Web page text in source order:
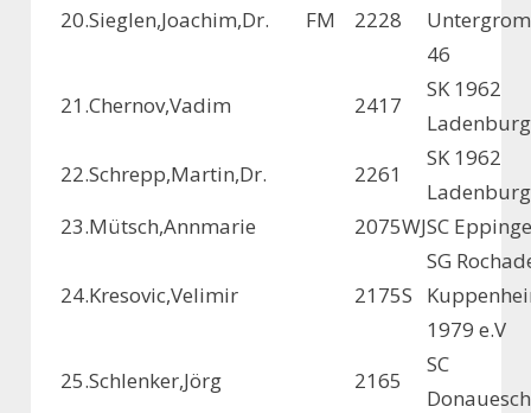
20.Sieglen,Joachim,Dr. FM 2228
46
21.Chernov,Vadim 2417
SK 1962
Ladenburg
22.Schrepp,Martin,Dr. 2261
SK 1962
Ladenburg
23.Mütsch,Annmarie 2075WJSC
24.Kresovic,Velimir 2175S
SG
1979 e.V
25.Schlenker,Jörg 2165
SC